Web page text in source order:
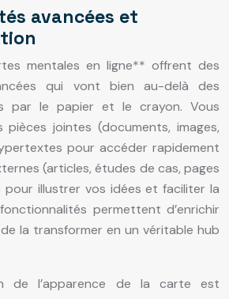
avancées et
mentales en ligne** offrent des
qui vont bien au-delà des
par le papier et le crayon. Vous
jointes (documents, images,
pour accéder rapidement
(articles, études de cas, pages
pour illustrer vos idées et faciliter la
permettent d’enrichir
la transformer en un véritable hub
de l’apparence de la carte est